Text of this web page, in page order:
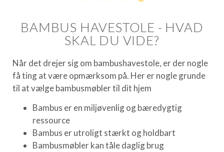
BAMBUS HAVESTOLE - HVAD
SKAL DU VIDE?
Når det drejer sig om bambushavestole, er der nogle
få ting at være opmærksom på. Her er nogle grunde
til at vælge bambusmøbler til dit hjem
Bambus er en miljøvenlig og bæredygtig
ressource
Bambus er utroligt stærkt og holdbart
Bambusmøbler kan tåle daglig brug